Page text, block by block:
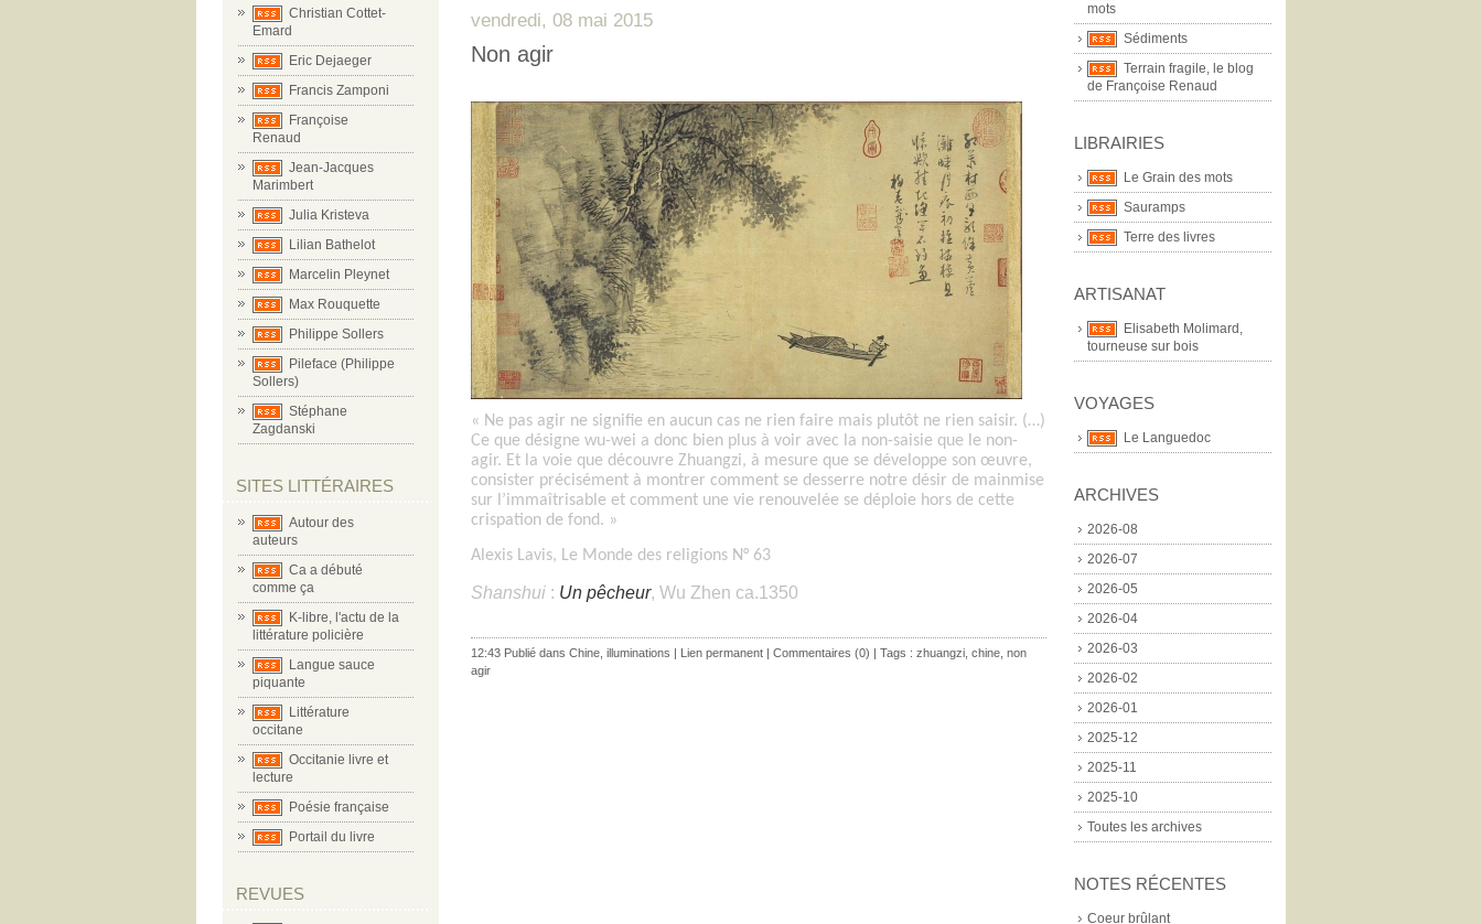
Christian Cottet-
Emard
Eric Dejaeger
Francis Zamponi
Françoise
Renaud
Jean-Jacques
Marimbert
Julia Kristeva
Lilian Bathelot
Marcelin Pleynet
Max Rouquette
Philippe Sollers
Pileface (Philippe
Sollers)
Stéphane
Zagdanski
SITES LITTÉRAIRES
Autour des
auteurs
Ca a débuté
comme ça
K-libre, l'actu de la
littérature policière
Langue sauce
piquante
Littérature
occitane
Occitanie livre et
lecture
Poésie française
Portail du livre
REVUES
mots
Sédiments
Terrain fragile, le blog
de Françoise Renaud
LIBRAIRIES
Le Grain des mots
Sauramps
Terre des livres
ARTISANAT
Elisabeth Molimard,
tourneuse sur bois
VOYAGES
Le Languedoc
ARCHIVES
2026-08
2026-07
2026-05
2026-04
2026-03
2026-02
2026-01
2025-12
2025-11
2025-10
Toutes les archives
NOTES RÉCENTES
Coeur brûlant
vendredi, 08 mai 2015
Non agir
« Ne pas agir ne signifie en aucun cas ne rien faire mais plutôt ne rien saisir. (…)
Ce que désigne wu-wei a donc bien plus à voir avec la non-saisie que le non-
agir. Et la voie que découvre Zhuangzi, à mesure que se développe son œuvre,
consister précisément à montrer comment se desserre notre désir de mainmise
sur l’immaîtrisable et comment une vie renouvelée se déploie hors de cette
crispation de fond. »
Alexis Lavis, Le Monde des religions N° 63
Shanshui : Un pêcheur, Wu Zhen ca.1350
12:43 Publié dans Chine illuminations | Lien permanent | Commentaires (0) | Tags : zhuangzi chine non
agir